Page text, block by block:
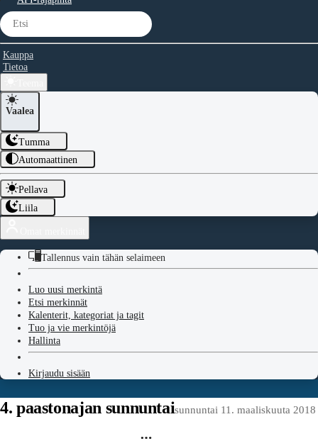
Kauppa
Tietoa
Vaalea
Tumma
Automaattinen
Pellava
Liila
Tallennus vain tähän selaimeen
Luo uusi merkintä
Etsi merkinnät
Kalenterit, kategoriat ja tagit
Tuo ja vie merkintöjä
Hallinta
Kirjaudu sisään
4. paastonajan sunnuntaisunnuntai 11. maaliskuuta 2018